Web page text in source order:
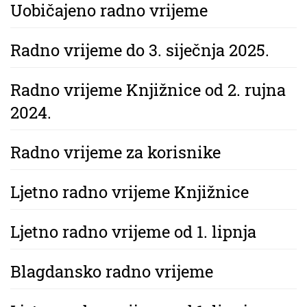
Uobičajeno radno vrijeme
Radno vrijeme do 3. siječnja 2025.
Radno vrijeme Knjižnice od 2. rujna
2024.
Radno vrijeme za korisnike
Ljetno radno vrijeme Knjižnice
Ljetno radno vrijeme od 1. lipnja
Blagdansko radno vrijeme